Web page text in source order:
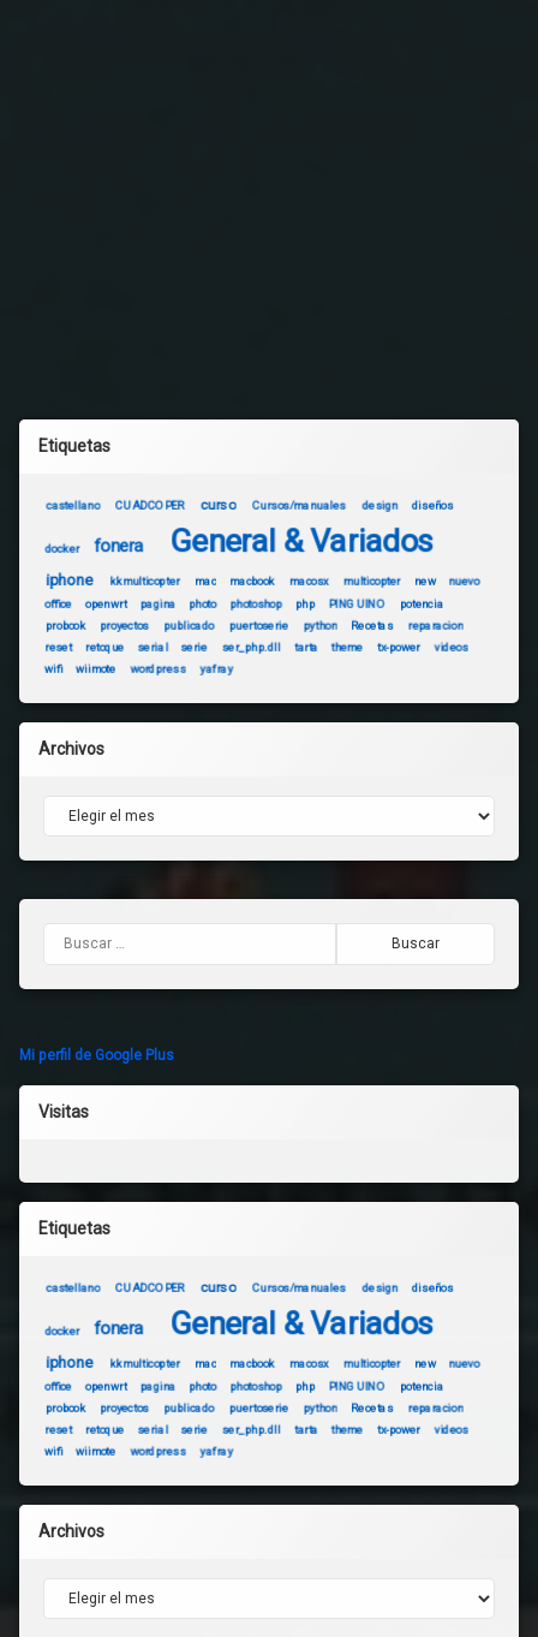
Etiquetas
castellano CUADCOPER curso Cursos/manuales design diseños
docker fonera General & Variados
iphone kkmulticopter mac macbook macosx multicopter new
nuevo
office
openwrt pagina photo photoshop php PINGUINO
potencia
probook
proyectos publicado puertoserie python Recetas
reparacion
reset
retoque serial serie ser_php.dll tarta theme tx-power
videos
wifi
wiimote wordpress yafray
Archivos
Archivos
Mi perfil de Google Plus
Visitas
Etiquetas
castellano CUADCOPER curso Cursos/manuales design diseños
docker fonera General & Variados
iphone kkmulticopter mac macbook macosx multicopter new
nuevo
office
openwrt pagina photo photoshop php PINGUINO
potencia
probook
proyectos publicado puertoserie python Recetas
reparacion
reset
retoque serial serie ser_php.dll tarta theme tx-power
videos
wifi
wiimote wordpress yafray
Archivos
Archivos